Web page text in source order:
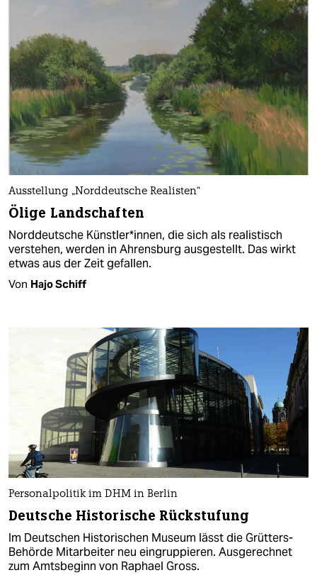
Ausstellung „Norddeutsche Realisten“
Ölige Landschaften
Norddeutsche Künstler*innen, die sich als realistisch
verstehen, werden in Ahrensburg ausgestellt. Das wirkt
etwas aus der Zeit gefallen.
Von Hajo Schiff
Personalpolitik im DHM in Berlin
Deutsche Historische Rückstufung
Im Deutschen Historischen Museum lässt die Grütters-
Behörde Mitarbeiter neu eingruppieren. Ausgerechnet
zum Amtsbeginn von Raphael Gross.